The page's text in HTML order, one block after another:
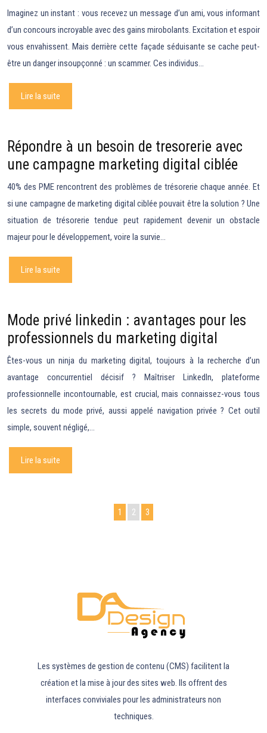
Imaginez un instant : vous recevez un message d’un ami, vous informant
d’un concours incroyable avec des gains mirobolants. Excitation et espoir
vous envahissent. Mais derrière cette façade séduisante se cache peut-
être un danger insoupçonné : un scammer. Ces individus…
Lire la suite
Répondre à un besoin de tresorerie avec
une campagne marketing digital ciblée
40% des PME rencontrent des problèmes de trésorerie chaque année. Et
si une campagne de marketing digital ciblée pouvait être la solution ? Une
situation de trésorerie tendue peut rapidement devenir un obstacle
majeur pour le développement, voire la survie…
Lire la suite
Mode privé linkedin : avantages pour les
professionnels du marketing digital
Êtes-vous un ninja du marketing digital, toujours à la recherche d’un
avantage concurrentiel décisif ? Maîtriser LinkedIn, plateforme
professionnelle incontournable, est crucial, mais connaissez-vous tous
les secrets du mode privé, aussi appelé navigation privée ? Cet outil
simple, souvent négligé,…
Lire la suite
1 2 3
Les systèmes de gestion de contenu (CMS) facilitent la
création et la mise à jour des sites web. Ils offrent des
interfaces conviviales pour les administrateurs non
techniques.